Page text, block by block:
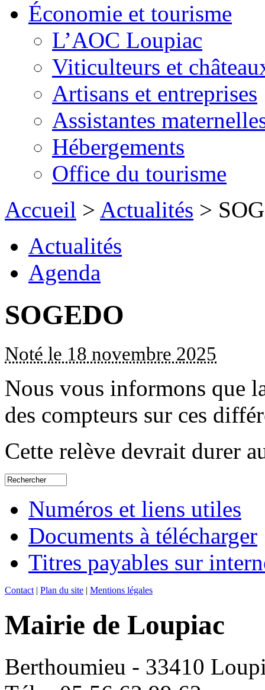
Économie et tourisme
L’AOC Loupiac
Viticulteurs et
Artisans et entreprises
Assistantes
Hébergements
Office du tourisme
Accueil > Actualités >
Actualités
Agenda
SOGEDO
Noté le 18 novembre 2025
Nous vous informons que
des compteurs sur ces
Cette relève devrait durer
Numéros et liens utiles
Documents à télécharger
Titres payables sur
Contact | Plan du site | Mentions légales
Mairie de Loupiac
Berthoumieu - 33410